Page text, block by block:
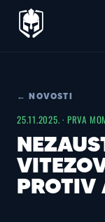
← NOVOSTI
25.11.2025. · PRVA
PROTIV